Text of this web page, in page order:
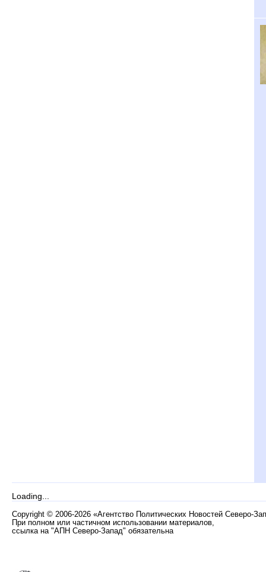
Loading...
Copyright © 2006-2026 «Агентство Политических Новостей Северо-
При полном или частичном использовании материалов,
ссылка на "АПН Северо-Запад" обязательна